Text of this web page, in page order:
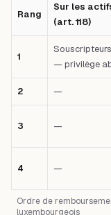
Ordre de
luxembourgeois
Rang
Sur les
(art. 118)
1
— privilège
2 —
3 —
4 —